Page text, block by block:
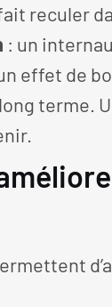
reculer
: un
effet de
terme.